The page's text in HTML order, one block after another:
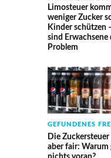
Limosteuer
weniger Zucker
Kinder schützen
sind Erwachsene
Problem
GEFUNDENES
Die
aber fair: Warum